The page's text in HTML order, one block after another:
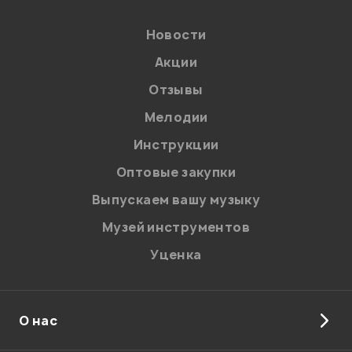
на обработку персональных данных в
Политикой в отношении обработки
персональных данных.
Введите проверочное число:
Отправить
Новости
Акции
Отзывы
Мелодии
Инструкции
Оптовые закупки
Выпускаем вашу музыку
Музей инструментов
Уценка
О нас